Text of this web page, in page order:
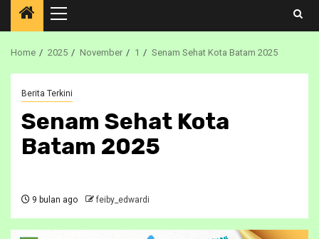
Primary
Menu
Home 2025 November 1 Senam Sehat Kota Batam 2025
Berita Terkini
Senam Sehat Kota
Batam 2025
9 bulan ago feiby_edwardi